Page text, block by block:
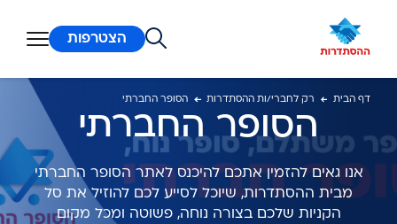
מרכזי
הצטרפות
דף הבית רק לחברי/ות ההסתדרות הסופר החברתי
הסופר החברתי
אנו גאים להזמין אתכם להיכנס לאתר הסופר החברתי
מבית ההסתדרות, שיוכל לסייע לכם להוזיל את סל
הקניות שלכם בצורה נוחה, פשוטה ומכל מקום